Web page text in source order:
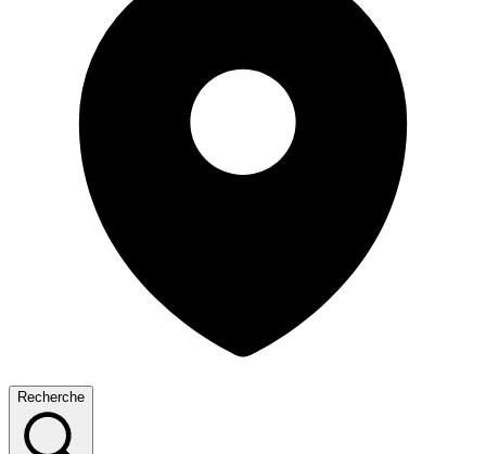
Recherche